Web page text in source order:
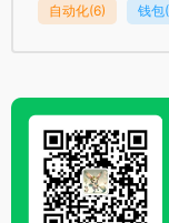
自动化(6) 钱包